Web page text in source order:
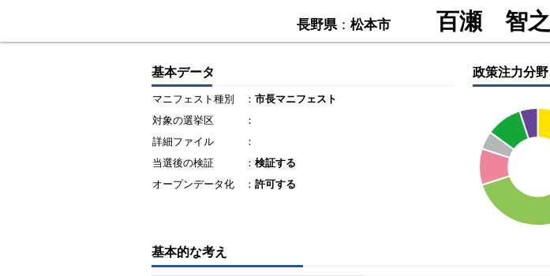
長野県： 松本市 百瀬 智之
基本データ
マニフェスト種別 ： 市長マニフェスト
対象の選挙区
：
詳細ファイル
：
当選後の検証
： 検証する
オープンデータ化
： 許可する
政策注力分野
基本的な考え